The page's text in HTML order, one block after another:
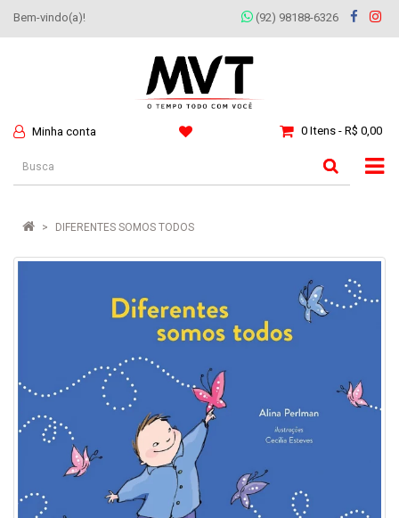
Bem-vindo(a)! (92) 98188-6326
Minha conta 0 Itens - R$ 0,00
DIFERENTES SOMOS TODOS